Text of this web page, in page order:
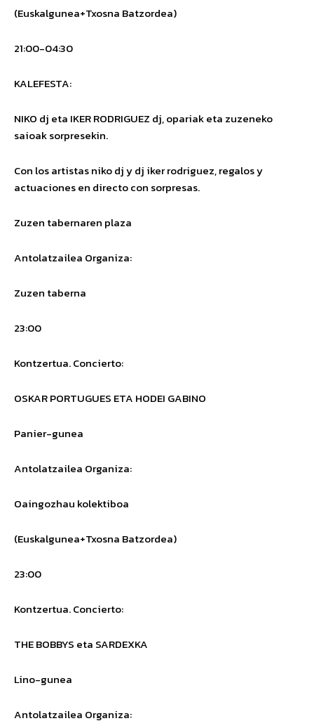
(Euskalgunea+Txosna Batzordea)
21:00-04:30
KALEFESTA:
NIKO dj eta IKER RODRIGUEZ dj,opariak eta zuzeneko
saioak sorpresekin.
Con los artistas niko dj y dj iker rodriguez, regalos y
actuaciones en directo con sorpresas.
Zuzen tabernaren plaza
Antolatzailea Organiza:
Zuzen taberna
23:00
Kontzertua.Concierto:
OSKAR PORTUGUES ETA HODEI GABINO
Panier-gunea
Antolatzailea Organiza:
Oaingozhau kolektiboa
(Euskalgunea+Txosna Batzordea)
23:00
Kontzertua.Concierto:
THE BOBBYS eta SARDEXKA
Lino-gunea
Antolatzailea Organiza: